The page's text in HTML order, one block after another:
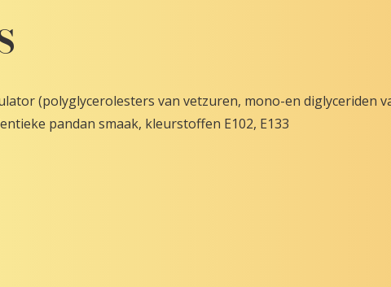
(polyglycerolesters van vetzuren, mono-en diglyceriden
pandan smaak, kleurstoffen E102, E133